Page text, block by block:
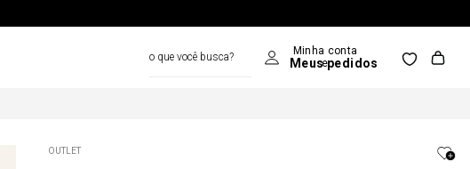
OUTLET